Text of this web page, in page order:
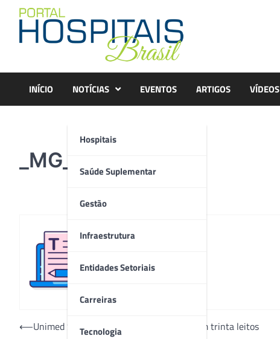
content
INÍCIO NOTÍCIAS
Hospitais
Saúde Suplementar
Gestão
Infraestrutura
Entidades Setoriais
Carreiras
Tecnologia
EVENTOS ARTIGOS VÍDEOS
_MG_5289
Navegação
⟵Unimed Sorocaba inaugura UTI Adulto com trinta leitos